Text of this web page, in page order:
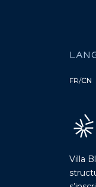
FR/CN
Villa